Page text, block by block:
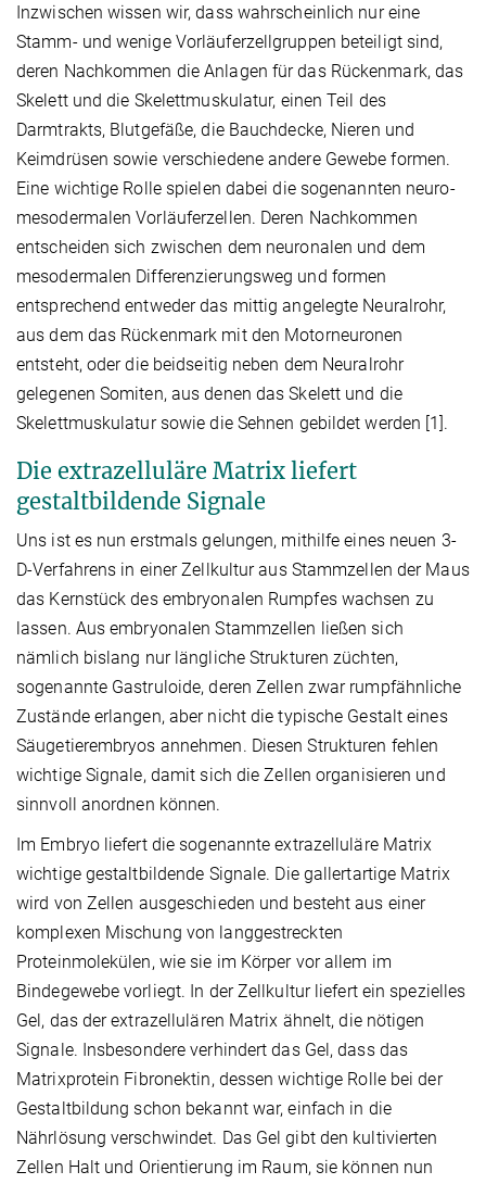
Inzwischen wissen wir, dass wahrscheinlich nur eine
Stamm- und wenige Vorläuferzellgruppen beteiligt sind,
deren Nachkommen die Anlagen für das Rückenmark, das
Skelett und die Skelettmuskulatur, einen Teil des
Darmtrakts, Blutgefäße, die Bauchdecke, Nieren und
Keimdrüsen sowie verschiedene andere Gewebe formen.
Eine wichtige Rolle spielen dabei die sogenannten neuro-
mesodermalen Vorläuferzellen. Deren Nachkommen
entscheiden sich zwischen dem neuronalen und dem
mesodermalen Differenzierungsweg und formen
entsprechend entweder das mittig angelegte Neuralrohr,
aus dem das Rückenmark mit den Motorneuronen
entsteht, oder die beidseitig neben dem Neuralrohr
gelegenen Somiten, aus denen das Skelett und die
Skelettmuskulatur sowie die Sehnen gebildet werden [1].
Die extrazelluläre Matrix liefert
gestaltbildende Signale
Uns ist es nun erstmals gelungen, mithilfe eines neuen 3-
D-Verfahrens in einer Zellkultur aus Stammzellen der Maus
das Kernstück des embryonalen Rumpfes wachsen zu
lassen. Aus embryonalen Stammzellen ließen sich
nämlich bislang nur längliche Strukturen züchten,
sogenannte Gastruloide, deren Zellen zwar rumpfähnliche
Zustände erlangen, aber nicht die typische Gestalt eines
Säugetierembryos annehmen. Diesen Strukturen fehlen
wichtige Signale, damit sich die Zellen organisieren und
sinnvoll anordnen können.
Im Embryo liefert die sogenannte extrazelluläre Matrix
wichtige gestaltbildende Signale. Die gallertartige Matrix
wird von Zellen ausgeschieden und besteht aus einer
komplexen Mischung von langgestreckten
Proteinmolekülen, wie sie im Körper vor allem im
Bindegewebe vorliegt. In der Zellkultur liefert ein spezielles
Gel, das der extrazellulären Matrix ähnelt, die nötigen
Signale. Insbesondere verhindert das Gel, dass das
Matrixprotein Fibronektin, dessen wichtige Rolle bei der
Gestaltbildung schon bekannt war, einfach in die
Nährlösung verschwindet. Das Gel gibt den kultivierten
Zellen Halt und Orientierung im Raum, sie können nun